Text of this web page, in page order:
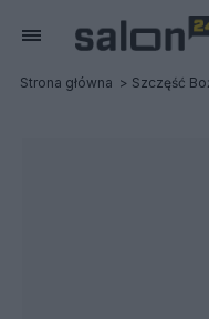
Strona główna Szczęść